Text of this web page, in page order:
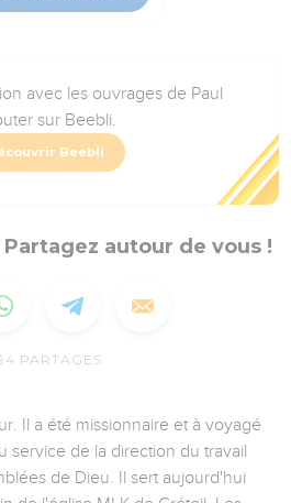
avec les ouvrages de Paul
sur Beebli.
Beebli
autour de vous !
PARTAGES
Il a été missionnaire et à voyagé
service de la direction du travail
de Dieu. Il sert aujourd'hui